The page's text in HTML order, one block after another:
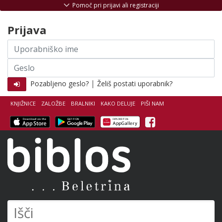
KNJIŽNICE ZALOŽBE BRALNIKI KAKO DELUJE PIŠI NAM
Facebook
Pomoč pri prijavi ali registraciji
Prijava
Uporabniško
ime
Geslo
Pozabljeno geslo? | Želiš postati uporabnik?